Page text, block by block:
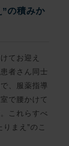
”の積みか
てお迎え
者さん同士
、服薬指導
で腰かけて
これらすべ
まえ”のこ